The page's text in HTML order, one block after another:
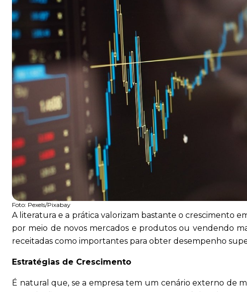
Foto: Pexels/Pixabay
A literatura e a prática valorizam bastante o crescimento
por meio de novos mercados e produtos ou vendendo
receitadas como importantes para obter desempenho
Estratégias de Crescimento
É natural que, se a empresa tem um cenário externo de